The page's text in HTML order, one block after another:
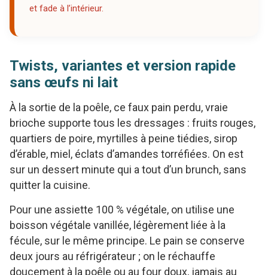
et fade à l’intérieur.
Twists, variantes et version rapide
sans œufs ni lait
À la sortie de la poêle, ce faux pain perdu, vraie
brioche supporte tous les dressages : fruits rouges,
quartiers de poire, myrtilles à peine tiédies, sirop
d’érable, miel, éclats d’amandes torréfiées. On est
sur un dessert minute qui a tout d’un brunch, sans
quitter la cuisine.
Pour une assiette 100 % végétale, on utilise une
boisson végétale vanillée, légèrement liée à la
fécule, sur le même principe. Le pain se conserve
deux jours au réfrigérateur ; on le réchauffe
doucement à la poêle ou au four doux, jamais au